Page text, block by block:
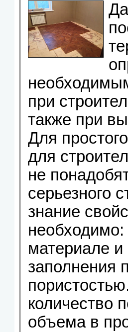
при
также при
Для
для
не
серьезного
знание
материале и
заполнения
количество
объема в